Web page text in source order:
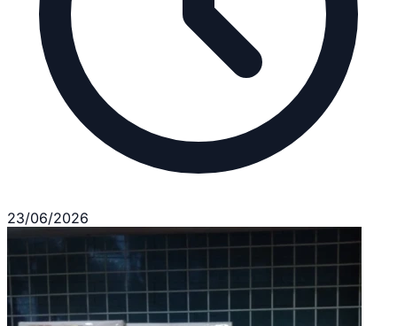
23/06/2026